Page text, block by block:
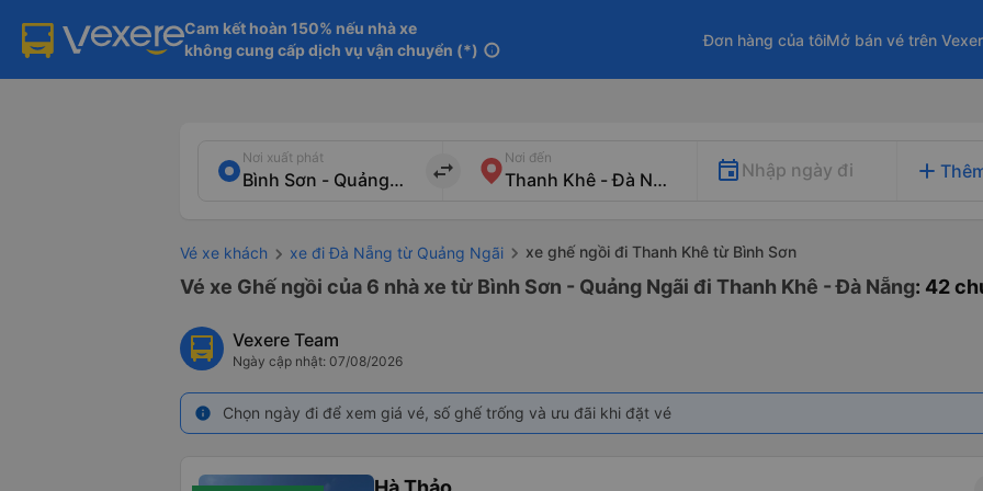
Cam kết hoàn 150% nếu nhà xe
không cung cấp dịch vụ vận chuyển (*) info
Đơn hàng của tôiMở bán vé trên
Nơi xuất phát
import_export
Nơi đến
Nhập ngày đi add
Vé xe khách xe đi Đà Nẵng từ Quảng Ngãi xe ghế ngồi đi Thanh Khê từ Bình Sơn
Vé xe Ghế ngồi của 6 nhà xe từ Bình Sơn - Quảng Ngãi đi Thanh Khê - Đà Nẵng: 42
Vexere Team
Ngày cập nhật: 07/08/2026
info Chọn ngày đi để xem giá vé, số ghế trống và ưu đãi khi đặt vé